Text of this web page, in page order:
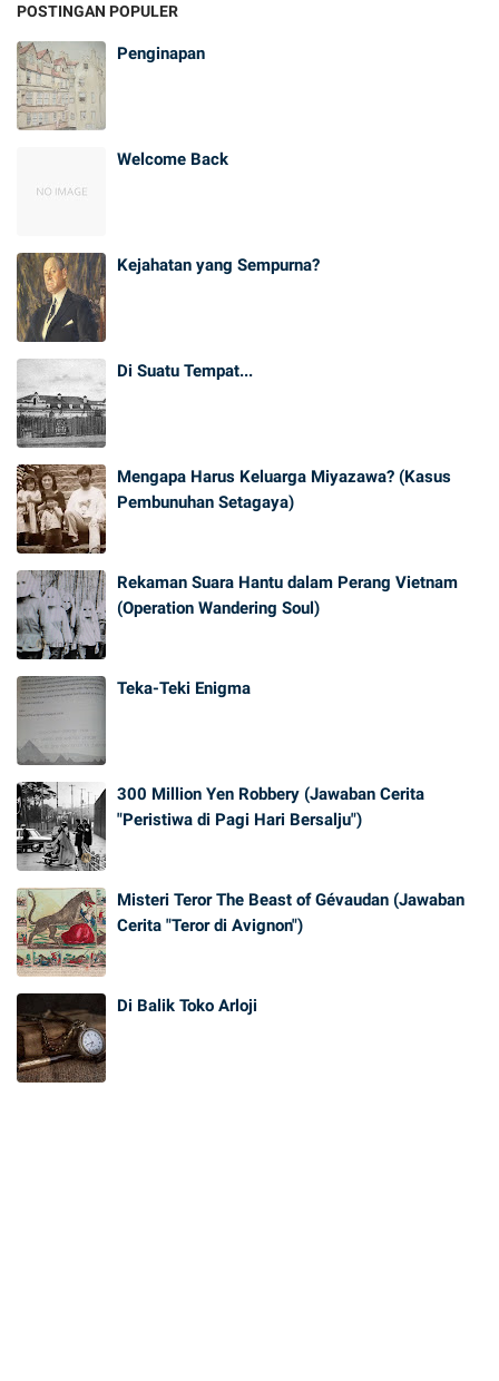
POSTINGAN POPULER
Penginapan
Welcome Back
Kejahatan yang Sempurna?
Di Suatu Tempat...
Mengapa Harus Keluarga Miyazawa? (Kasus
Pembunuhan Setagaya)
Rekaman Suara Hantu dalam Perang Vietnam
(Operation Wandering Soul)
Teka-Teki Enigma
300 Million Yen Robbery (Jawaban Cerita
"Peristiwa di Pagi Hari Bersalju")
Misteri Teror The Beast of Gévaudan (Jawaban
Cerita "Teror di Avignon")
Di Balik Toko Arloji